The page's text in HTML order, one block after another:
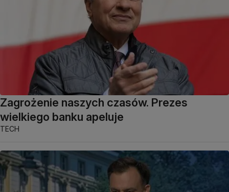
Zagrożenie naszych czasów. Prezes
wielkiego banku apeluje
TECH